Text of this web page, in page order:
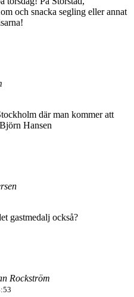
och snacka segling eller annat
där man kommer att
Hansen
gastmedalj också?
Rockström